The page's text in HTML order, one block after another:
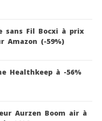
sans Fil Bocxi à prix
Amazon (-59%)
Healthkeep à -56%
Aurzen Boom air à